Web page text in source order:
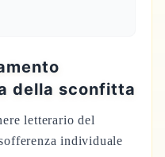
della sconfitta
letterario del
individuale